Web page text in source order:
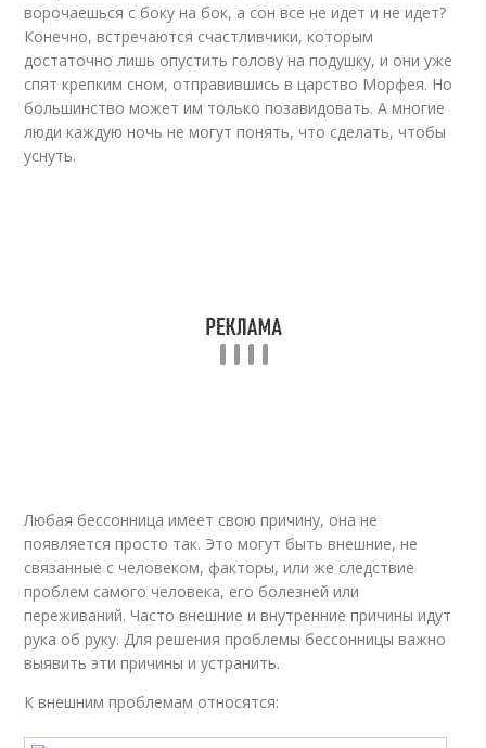
ворочаешься с боку на бок, а сон все не идет и не идет?
Конечно, встречаются счастливчики, которым
достаточно лишь опустить голову на подушку, и они уже
спят крепким сном, отправившись в царство Морфея. Но
большинство может им только позавидовать. А многие
люди каждую ночь не могут понять, что сделать, чтобы
уснуть.
Любая бессонница имеет свою причину, она не
появляется просто так. Это могут быть внешние, не
связанные с человеком, факторы, или же следствие
проблем самого человека, его болезней или
переживаний. Часто внешние и внутренние причины идут
рука об руку. Для решения проблемы бессонницы важно
выявить эти причины и устранить.
К внешним проблемам относятся: